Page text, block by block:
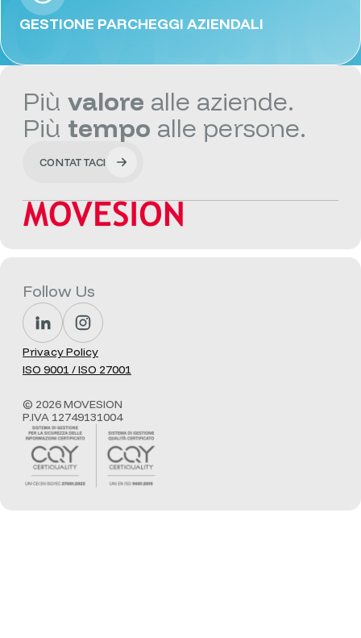
GESTIONE PARCHEGGI AZIENDALI
Più valore alle aziende.
Più tempo alle persone.
CONTATTACI
Follow Us
Privacy Policy
ISO 9001 / ISO 27001
© 2026 MOVESION
P.IVA 12749131004